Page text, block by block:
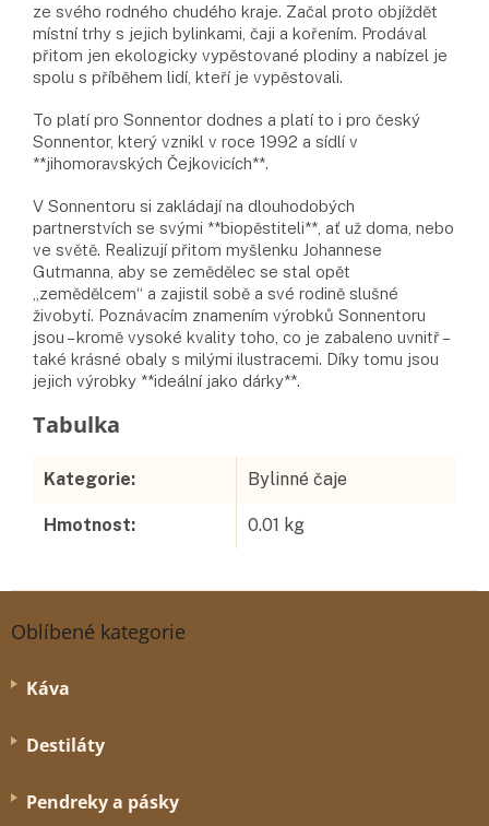
ze svého rodného chudého kraje. Začal proto objíždět
místní trhy s jejich bylinkami, čaji a kořením. Prodával
přitom jen ekologicky vypěstované plodiny a nabízel je
spolu s příběhem lidí, kteří je vypěstovali.
To platí pro Sonnentor dodnes a platí to i pro český
Sonnentor, který vznikl v roce 1992 a sídlí v
**jihomoravských Čejkovicích**.
V Sonnentoru si zakládají na dlouhodobých
partnerstvích se svými **biopěstiteli**, ať už doma, nebo
ve světě. Realizují přitom myšlenku Johannese
Gutmanna, aby se zemědělec se stal opět
„zemědělcem“ a zajistil sobě a své rodině slušné
živobytí. Poznávacím znamením výrobků Sonnentoru
jsou – kromě vysoké kvality toho, co je zabaleno uvnitř –
také krásné obaly s milými ilustracemi. Díky tomu jsou
jejich výrobky **ideální jako dárky**.
Kategorie: Bylinné čaje
Hmotnost: 0.01 kg
Oblíbené kategorie
Káva
Destiláty
Pendreky a pásky